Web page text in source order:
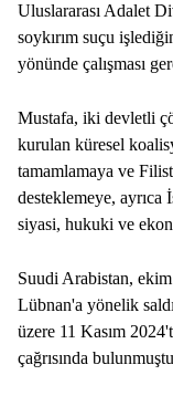
Uluslararası Adalet
soykırım suçu
yönünde çalışması
Mustafa, iki devletli
kurulan küresel
tamamlamaya ve
desteklemeye,
siyasi, hukuki ve
Suudi Arabistan,
Lübnan'a yönelik
üzere 11 Kasım
çağrısında